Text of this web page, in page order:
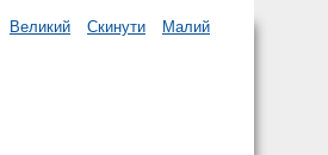
Великий Скинути Малий